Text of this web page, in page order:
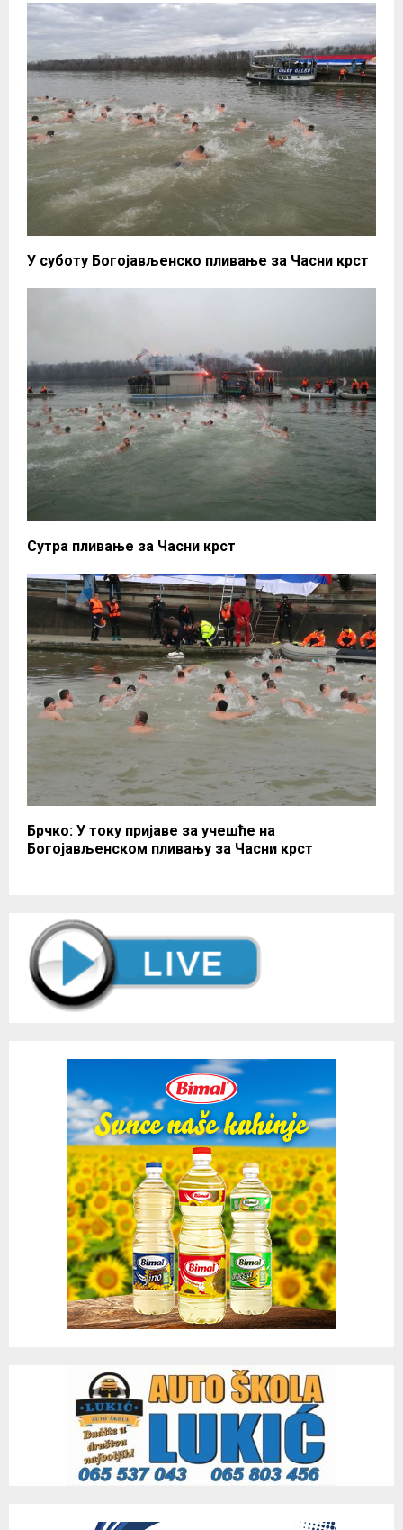
У суботу Богојављенско пливање за Часни крст
Сутра пливање за Часни крст
Брчко: У току пријаве за учешће на
Богојављенском пливању за Часни крст